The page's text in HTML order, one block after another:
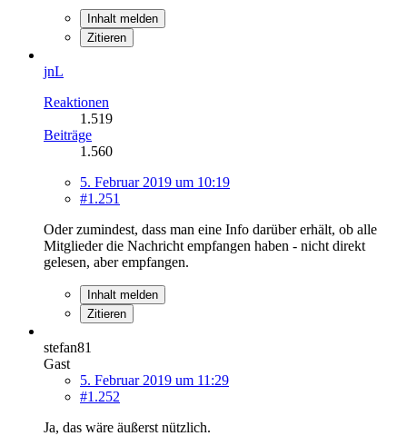
Inhalt melden
Zitieren
jnL
Reaktionen
1.519
Beiträge
1.560
5. Februar 2019 um 10:19
#1.251
Oder zumindest, dass man eine Info darüber erhält, ob alle
Mitglieder die Nachricht empfangen haben - nicht direkt
gelesen, aber empfangen.
Inhalt melden
Zitieren
stefan81
Gast
5. Februar 2019 um 11:29
#1.252
Ja, das wäre äußerst nützlich.